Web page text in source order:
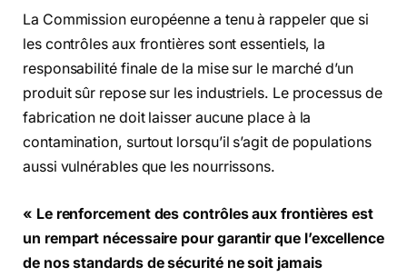
La Commission européenne a tenu à rappeler que si
les contrôles aux frontières sont essentiels, la
responsabilité finale de la mise sur le marché d’un
produit sûr repose sur les industriels. Le processus de
fabrication ne doit laisser aucune place à la
contamination, surtout lorsqu’il s’agit de populations
aussi vulnérables que les nourrissons.
« Le renforcement des contrôles aux frontières est
un rempart nécessaire pour garantir que l’excellence
de nos standards de sécurité ne soit jamais